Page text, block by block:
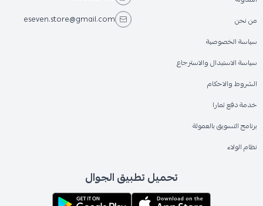
من نحن
سياسة الخصوصية
سياسة الاستبدال والاسترجاع
الشروط والاحكام
خدمة دفع تمارا
برنامج التسويق بالعمولة
نظام الولاء
eseven.store@gmail.com
تحميل تطبيق الجوال